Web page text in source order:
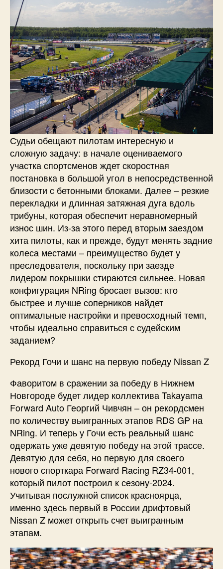
Судьи обещают пилотам интересную и
сложную задачу: в начале оцениваемого
участка спортсменов ждет скоростная
постановка в большой угол в непосредственной
близости с бетонными блоками. Далее – резкие
перекладки и длинная затяжная дуга вдоль
трибуны, которая обеспечит неравномерный
износ шин. Из-за этого перед вторым заездом
хита пилоты, как и прежде, будут менять задние
колеса местами – преимущество будет у
преследователя, поскольку при заезде
лидером покрышки стираются сильнее. Новая
конфигурация NRing бросает вызов: кто
быстрее и лучше соперников найдет
оптимальные настройки и превосходный темп,
чтобы идеально справиться с судейским
заданием?
Рекорд Гочи и шанс на первую победу Nissan Z
Фаворитом в сражении за победу в Нижнем
Новгороде будет лидер коллектива Takayama
Forward Auto Георгий Чивчян – он рекордсмен
по количеству выигранных этапов RDS GP на
NRing. И теперь у Гочи есть реальный шанс
одержать уже девятую победу на этой трассе.
Девятую для себя, но первую для своего
нового спорткара Forward Racing RZ34-001,
который пилот построил к сезону-2024.
Учитывая послужной список красноярца,
именно здесь первый в России дрифтовый
Nissan Z может открыть счет выигранным
этапам.